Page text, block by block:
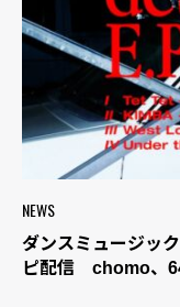
NEWS
ダンスミュージッ
ピ配信 chomo、